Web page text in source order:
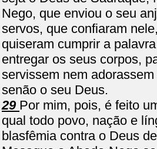
Nego, que enviou o seu
servos, que confiaram
quiseram cumprir a
entregar os seus corpos,
servissem nem
senão o seu Deus.
29 Por mim, pois, é feito
qual todo povo, nação e
blasfêmia contra o Deus